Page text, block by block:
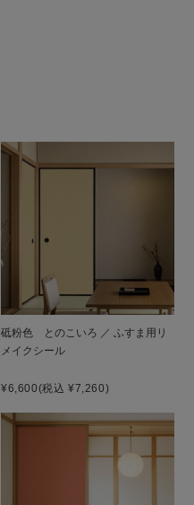
砥粉色 とのこいろ ／ ふすま用リ
メイクシール
¥6,600(税込 ¥7,260)